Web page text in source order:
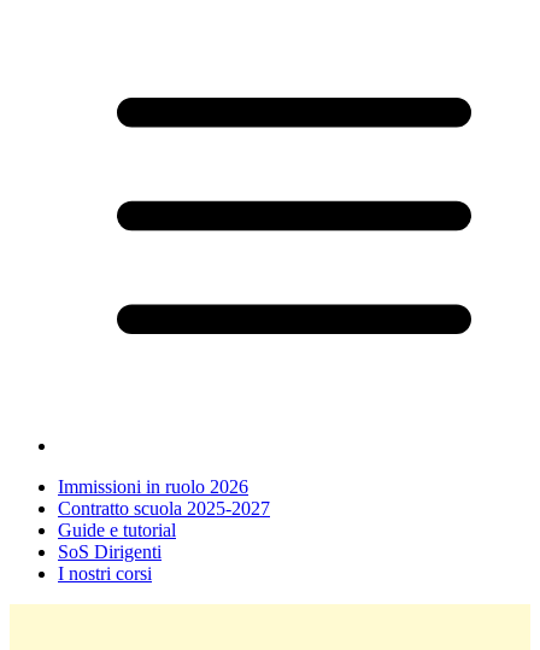
Immissioni in ruolo 2026
Contratto scuola 2025-2027
Guide e tutorial
SoS Dirigenti
I nostri corsi